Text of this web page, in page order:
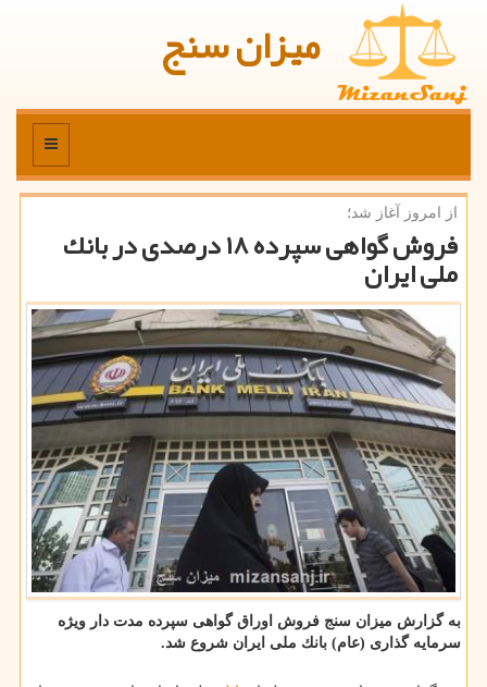
میزان سنج
منو
از امروز آغاز شد؛
فروش گواهی سپرده ۱۸ درصدی در بانك
ملی ایران
به گزارش میزان سنج فروش اوراق گواهی سپرده مدت دار ویژه
سرمایه گذاری (عام) بانك ملی ایران شروع شد.